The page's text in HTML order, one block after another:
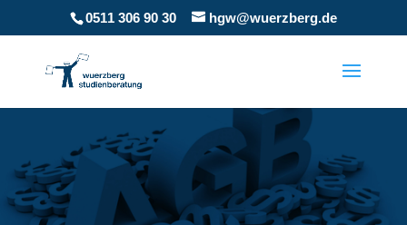
0511 306 90 30 hgw@wuerzberg.de